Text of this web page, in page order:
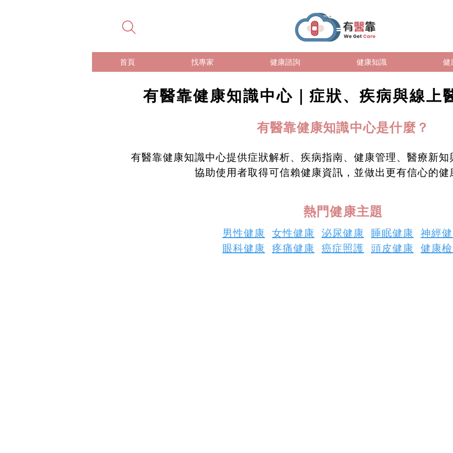
首頁 找專家 健康諮詢 健康知識 健
有醫靠健康知識中心｜症狀、疾病與線上
有醫靠健康知識中心是什麼？
有醫靠健康知識中心提供症狀解析、疾病指南、健康管理、醫療新
協助使用者取得可信賴健康資訊，並做出更有信心的健
熱門健康主題
男性健康 女性健康 泌尿健康 睡眠健康
神經
眼科健康
疼痛健康 癌症照護 頭皮健康 健康